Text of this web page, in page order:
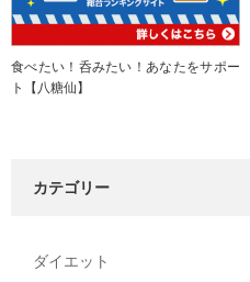
食べたい！呑みたい！あなたをサポー
ト【八糖仙】
カテゴリー
ダイエット